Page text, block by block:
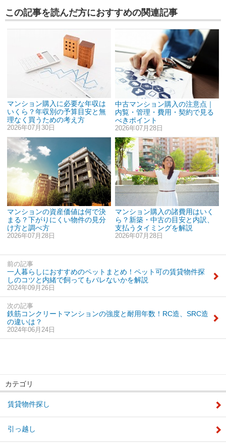
この記事を読んだ方におすすめの関連記事
マンション購入に必要な年収は
いくら？年収別の予算目安と無
理なく買うための考え方
2026年07月30日
中古マンション購入の注意点｜
内覧・管理・費用・契約で見る
べきポイント
2026年07月28日
マンションの資産価値は何で決
まる？下がりにくい物件の見分
け方と調べ方
2026年07月28日
マンション購入の諸費用はいく
ら？新築・中古の目安と内訳、
支払うタイミングを解説
2026年07月28日
前の記事
一人暮らしにおすすめのペットまとめ！ペット可の賃貸物件探
しのコツと内緒で飼ってもバレないかを解説
2024年09月26日
次の記事
鉄筋コンクリートマンションの強度と耐用年数！RC造、SRC造
の違いは？
2024年06月24日
カテゴリ
賃貸物件探し
引っ越し